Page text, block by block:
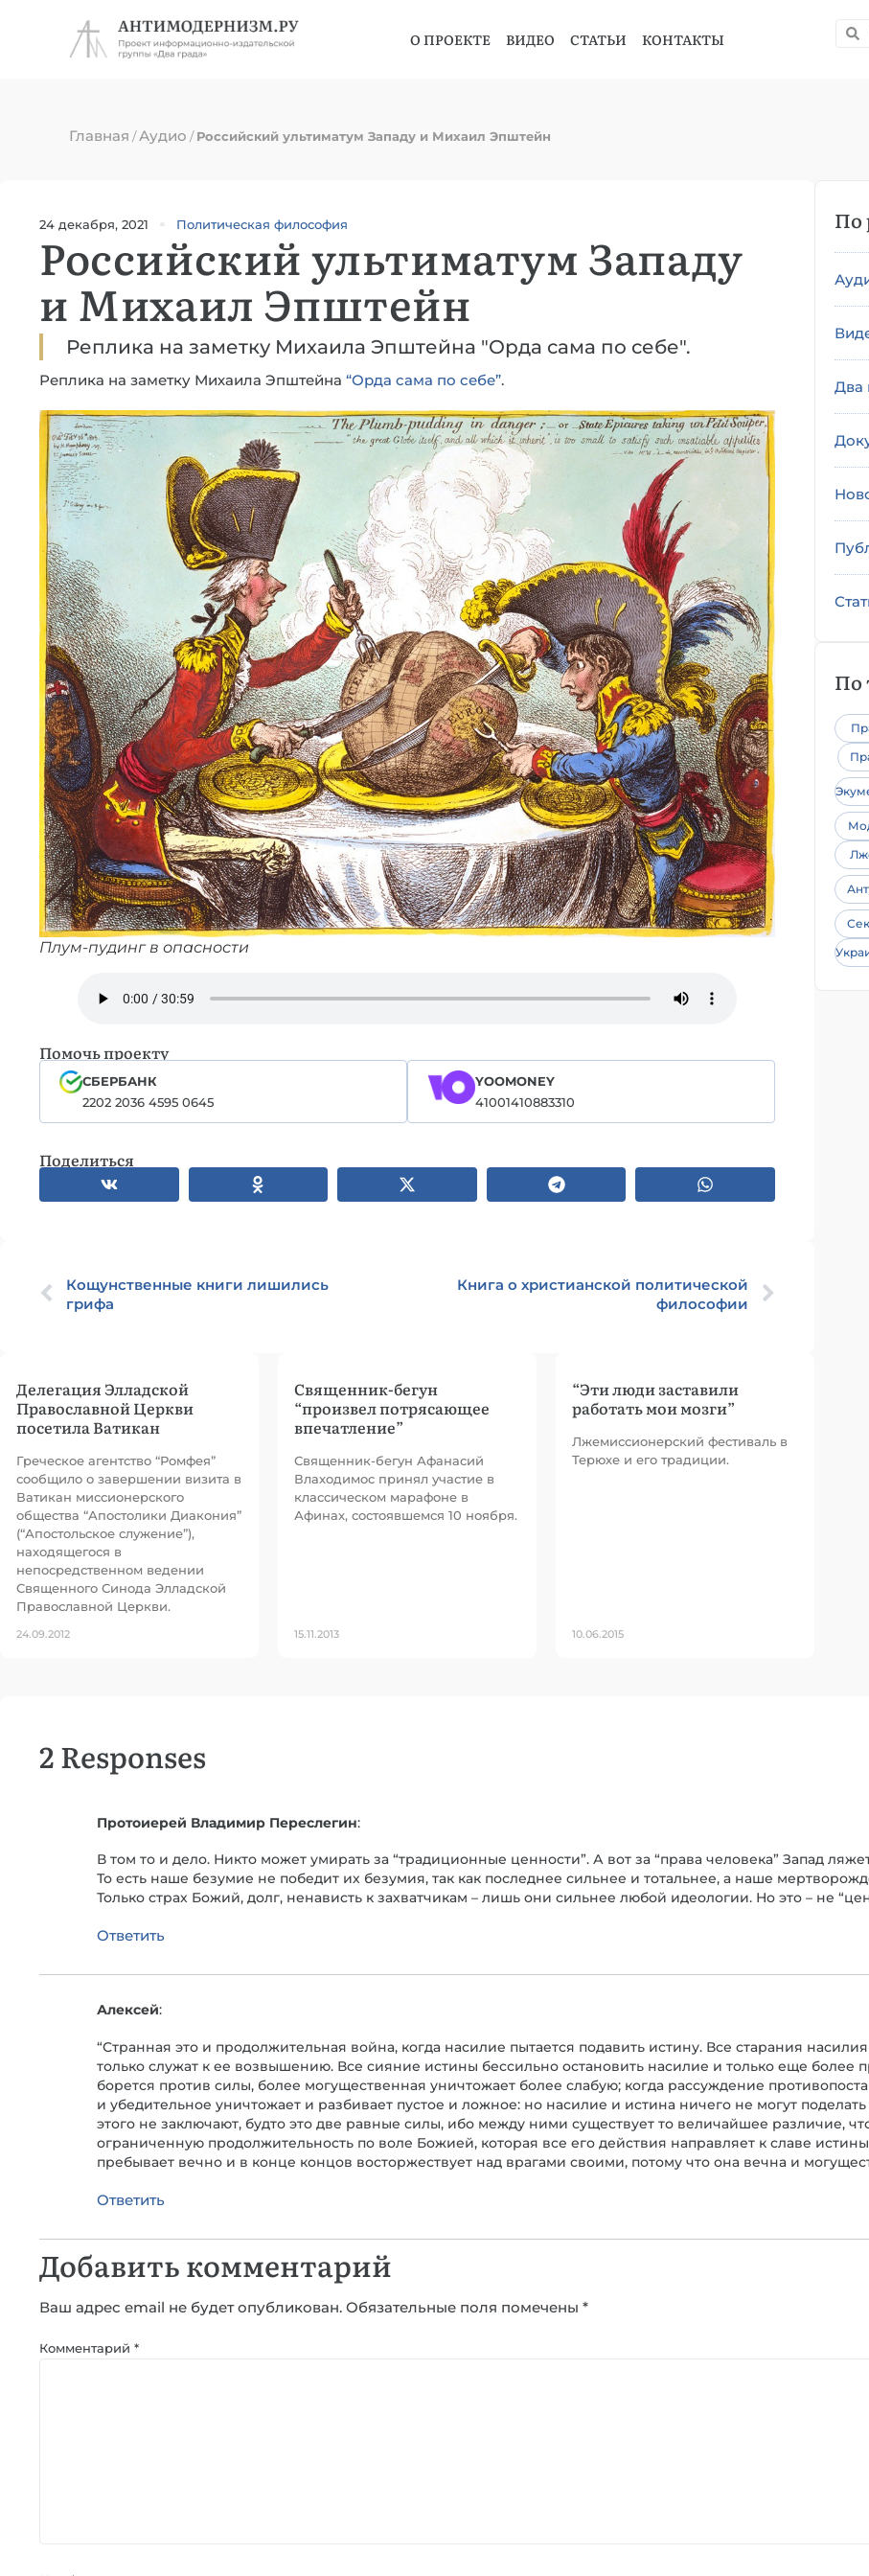
О ПРОЕКТЕ ВИДЕО СТАТЬИ КОНТАКТЫ
Главная /Аудио /Российский ультиматум Западу и Михаил Эпштейн
24 декабря, 2021 Политическая философия
Российский ультиматум Западу
и Михаил Эпштейн
Реплика на заметку Михаила Эпштейна "Орда сама по себе".
Реплика на заметку Михаила Эпштейна “Орда сама по себе”.
Плум-пудинг в опасности
Помочь проекту
СБЕРБАНК
2202 2036 4595 0645
YOOMONEY
41001410883310
Поделиться
Кощунственные книги лишились
грифа
Книга о христианской политической
философии
Делегация Элладской
Православной Церкви
посетила Ватикан
Греческое агентство “Ромфея”
сообщило о завершении визита в
Ватикан миссионерского
общества “Апостолики Диакония”
(“Апостольское служение”),
находящегося в
непосредственном ведении
Священного Синода Элладской
Православной Церкви.
24.09.2012
Священник-бегун
“произвел потрясающее
впечатление”
Священник-бегун Афанасий
Влаходимос принял участие в
классическом марафоне в
Афинах, состоявшемся 10 ноября.
15.11.2013
“Эти люди заставили
работать мои мозги”
Лжемиссионерский фестиваль в
Терюхе и его традиции.
10.06.2015
По
Два
По
2 Responses
Протоиерей Владимир Переслегин:
В том то и дело. Никто может умирать за “традиционные ценности”. А вот за “права человека” Запад
То есть наше безумие не победит их безумия, так как последнее сильнее и тотальнее, а наше
Только страх Божий, долг, ненависть к захватчикам – лишь они сильнее любой идеологии. Но это – не
Ответить
Алексей:
“Странная это и продолжительная война, когда насилие пытается подавить истину. Все старания
только служат к ее возвышению. Все сияние истины бессильно остановить насилие и только еще более
борется против силы, более могущественная уничтожает более слабую; когда рассуждение
и убедительное уничтожает и разбивает пустое и ложное: но насилие и истина ничего не могут поделать
этого не заключают, будто это две равные силы, ибо между ними существует то величайшее различие,
ограниченную продолжительность по воле Божией, которая все его действия направляет к славе
пребывает вечно и в конце концов восторжествует над врагами своими, потому что она вечна и
Ответить
Добавить комментарий
Ваш адрес email не будет опубликован. Обязательные поля помечены *
Комментарий *